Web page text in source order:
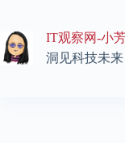
内
容
IT观察网-小
洞见科技未